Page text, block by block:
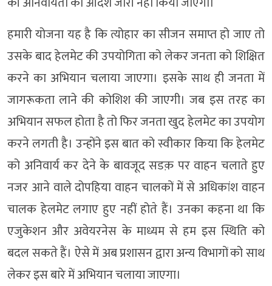
हमारी योजना यह है कि त्योहार का सीजन समाप्त हो जाए तो
उसके बाद हेलमेट की उपयोगिता को लेकर जनता को शिक्षित
करने का अभियान चलाया जाएगा। इसके साथ ही जनता में
जागरूकता लाने की कोशिश की जाएगी। जब इस तरह का
अभियान सफल होता है तो फिर जनता खुद हेलमेट का उपयोग
करने लगती है। उन्होंने इस बात को स्वीकार किया कि हेलमेट
को अनिवार्य कर देने के बावजूद सडक़ पर वाहन चलाते हुए
नजर आने वाले दोपहिया वाहन चालकों में से अधिकांश वाहन
चालक हेलमेट लगाए हुए नहीं होते हैं। उनका कहना था कि
एजुकेशन और अवेयरनेस के माध्यम से हम इस स्थिति को
बदल सकते हैं। ऐसे में अब प्रशासन द्वारा अन्य विभागों को साथ
लेकर इस बारे में अभियान चलाया जाएगा।